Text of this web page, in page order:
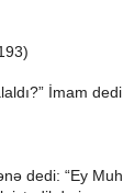
İmam
dedi: “Ey